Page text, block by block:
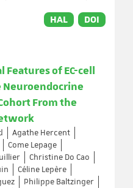
HAL DOI
Features of EC-cell
Neuroendocrine
From the
Agathe Hercent
Come Lepage
Christine Do Cao
Céline Lepère
Philippe Baltzinger